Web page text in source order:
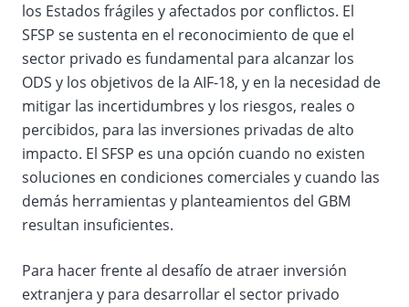
los Estados frágiles y afectados por conflictos. El
SFSP se sustenta en el reconocimiento de que el
sector privado es fundamental para alcanzar los
ODS y los objetivos de la AIF-18, y en la necesidad de
mitigar las incertidumbres y los riesgos, reales o
percibidos, para las inversiones privadas de alto
impacto. El SFSP es una opción cuando no existen
soluciones en condiciones comerciales y cuando las
demás herramientas y planteamientos del GBM
resultan insuficientes.
Para hacer frente al desafío de atraer inversión
extranjera y para desarrollar el sector privado